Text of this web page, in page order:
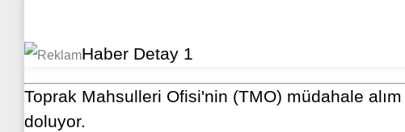
Toprak Mahsulleri Ofisi'nin (TMO) müdahale
doluyor.